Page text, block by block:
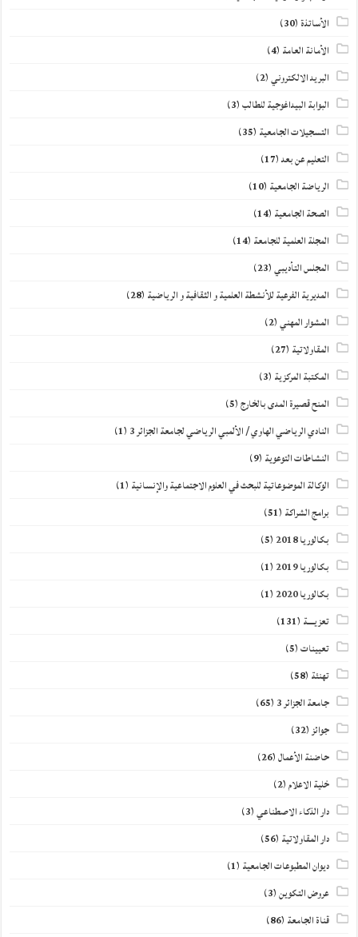
الأساتذة(30)
الأمانة العامة (4)
البريد الالكتروني(2)
البوابة البيداغوجية للطالب(3)
التسجيلات الجامعية (35)
التعليم عن بعد(17)
الرياضة الجامعية (10)
الصحة الجامعية (14)
المجلة العلمية للجامعة (14)
المجلس التأديبي(23)
المديرية الفرعية للأنشطة العلمية و الثقافية و الرياضية (28)
المشوار المهني(2)
المقاولاتية (27)
المكتبة المركزية (3)
المنح قصيرة المدى بالخارج(5)
النادي الرياضي الهاوي / الألمبي الرياضي لجامعة الجزائر 3 (1)
النشاطات التوعوية (9)
الوكالة الموضوعاتية للبحث في العلوم الاجتماعية والإنسانية (1)
برامج الشراكة (51)
بكالوريا 2018
(5)
بكالوريا 2019
(1)
بكالوريا 2020
(1)
تعزيــــة (131)
تعيينات(5)
تهنئة (58)
جامعة الجزائر 3 (65)
جوائز(32)
حاضنة الأعمال(26)
خلية الاعلام(2)
دار الذكاء الاصطناعي(3)
دار المقاولاتية (56)
ديوان المطبوعات الجامعية (1)
عروض التكوين(3)
قناة الجامعة (86)